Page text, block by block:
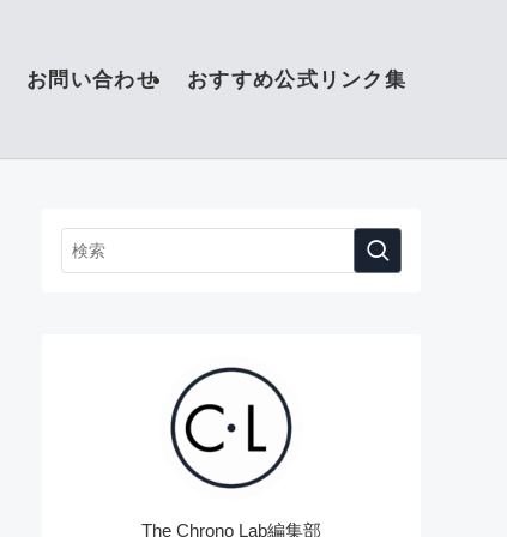
お問い合わせ おすすめ公式リンク集
The Chrono Lab編集部